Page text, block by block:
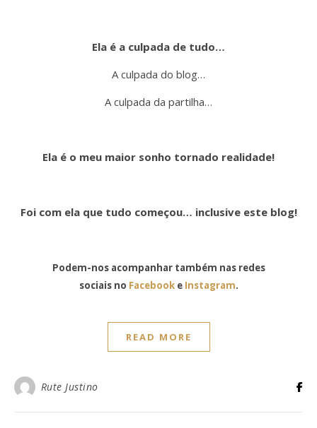
Ela é a culpada de tudo…
A culpada do blog…
A culpada da partilha…
Ela é o meu maior sonho tornado realidade!
Foi com ela que tudo começou… inclusive este blog!
Podem-nos acompanhar também nas redes
sociais no Facebooke Instagram.
READ MORE
Rute Justino